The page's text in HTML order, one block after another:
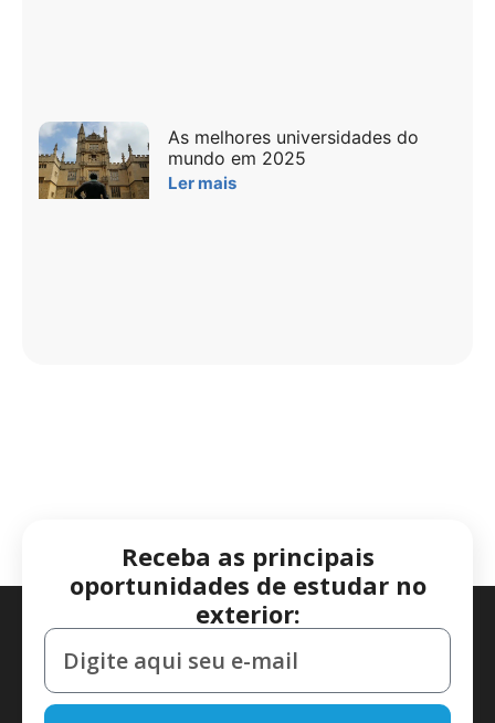
As melhores universidades do
mundo em 2025
Ler mais
Receba as principais
oportunidades de estudar no
exterior: